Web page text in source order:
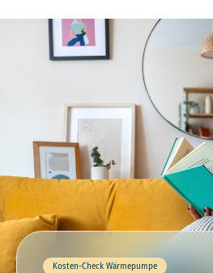
Kosten-Check Wärmepumpe